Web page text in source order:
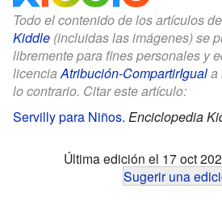
Todo el contenido de los artículos
Kiddle (incluidas las imágenes) se
libremente para fines personales y
licenciaAtribución-CompartirIguala
lo contrario. Citar este artículo:
Servilly para Niños. Enciclopedia
Última edición el 17 oct
Sugerir una